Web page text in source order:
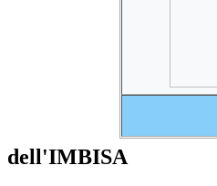
dell'IMBISA